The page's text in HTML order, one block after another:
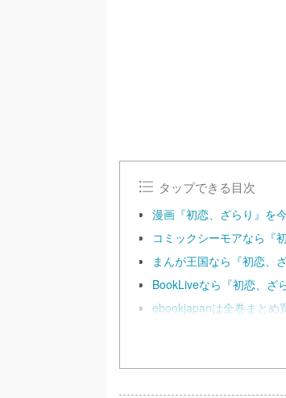
タップできる目次
漫画『初恋、ざらり』を
コミックシーモアなら『
まんが王国なら『初恋、
BookLiveなら『初恋、ざ
ebookjapanは全巻まとめ